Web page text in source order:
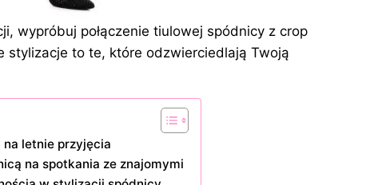
wypróbuj połączenie tiulowej spódnicy z crop
stylizacje to te, które odzwierciedlają Twoją
letnie przyjęcia
na spotkania ze znajomymi